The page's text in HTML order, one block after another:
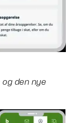
og den nye